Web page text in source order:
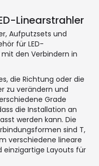
Linearstrahler
Aufputzsets und
für LED-
den Verbindern in
die Richtung oder die
zu verändern und
Grade
die Installation an
werden kann. Die
sind T,
verschiedene lineare
einzigartige Layouts für